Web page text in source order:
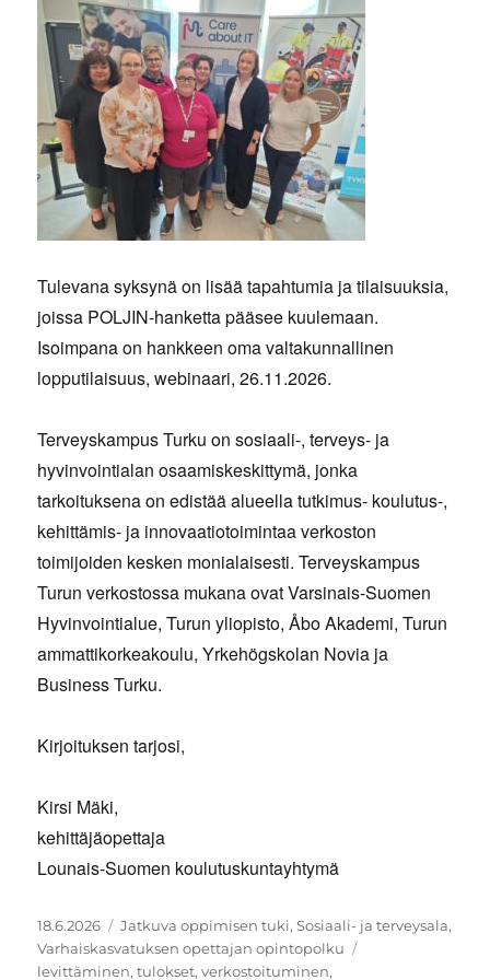
Tulevana syksynä on lisää tapahtumia ja tilaisuuksia,
joissa POLJIN-hanketta pääsee kuulemaan.
Isoimpana on hankkeen oma valtakunnallinen
lopputilaisuus, webinaari, 26.11.2026.
Terveyskampus Turku on sosiaali-, terveys- ja
hyvinvointialan osaamiskeskittymä, jonka
tarkoituksena on edistää alueella tutkimus- koulutus-,
kehittämis- ja innovaatiotoimintaa verkoston
toimijoiden kesken monialaisesti. Terveyskampus
Turun verkostossa mukana ovat Varsinais-Suomen
Hyvinvointialue, Turun yliopisto, Åbo Akademi, Turun
ammattikorkeakoulu, Yrkehögskolan Novia ja
Business Turku.
Kirjoituksen tarjosi,
Kirsi Mäki,
kehittäjäopettaja
Lounais-Suomen koulutuskuntayhtymä
Julkaistu
18.6.2026 Kategoriat
Jatkuva oppimisen tuki,Sosiaali- ja terveysala,
Varhaiskasvatuksen opettajan opintopolku
levittäminen,tulokset,verkostoituminen,